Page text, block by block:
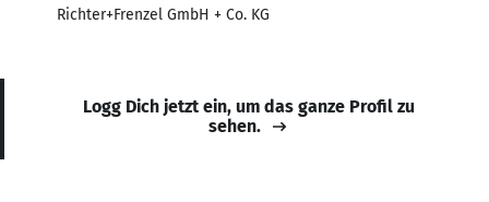
Richter+Frenzel GmbH + Co. KG
Logg Dich jetzt ein, um das ganze Profil zu
sehen.